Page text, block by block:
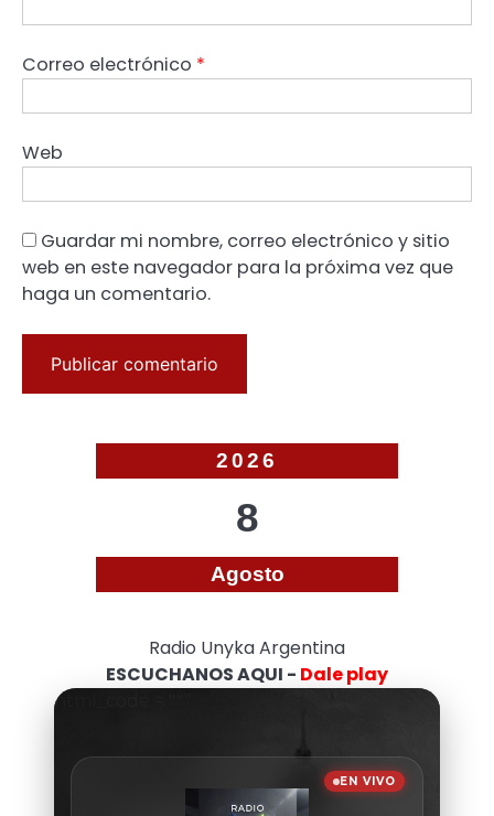
Correo electrónico *
Web
Guardar mi nombre, correo electrónico y sitio
web en este navegador para la próxima vez que
haga un comentario.
2026
8
Agosto
Radio Unyka Argentina
ESCUCHANOS AQUI - Dale play